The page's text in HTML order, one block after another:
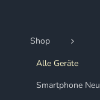
Shop
Alle Geräte
Smartphone Neu